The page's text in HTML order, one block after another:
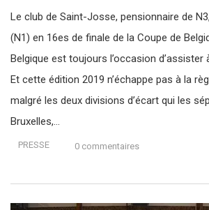
Le club de Saint-Josse, pensionnaire de
(N1) en 16es de finale de la Coupe de
Belgique est toujours l’occasion d’assister
Et cette édition 2019 n’échappe pas à la
malgré les deux divisions d’écart qui les
Bruxelles,…
PRESSE 0 commentaires